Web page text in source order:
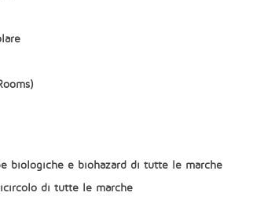
biologiche e biohazard di tutte le marche
di tutte le marche